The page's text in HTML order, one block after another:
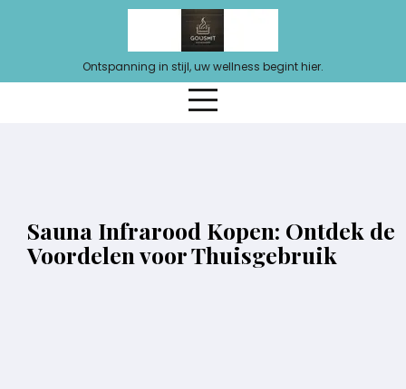
Ontspanning in stijl, uw wellness begint hier.
Sauna Infrarood Kopen: Ontdek de
Voordelen voor Thuisgebruik